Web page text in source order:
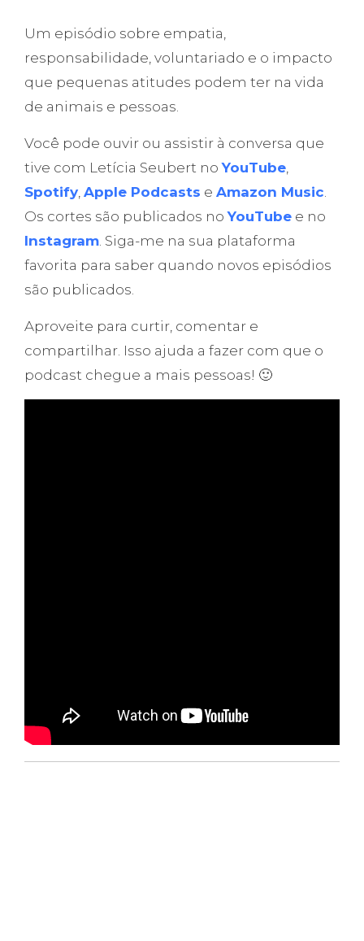
Um episódio sobre empatia,
responsabilidade, voluntariado e o impacto
que pequenas atitudes podem ter na vida
de animais e pessoas.
Você pode ouvir ou assistir à conversa que
tive com Letícia Seubert noYouTube,
Spotify, Apple Podcasts e Amazon Music.
Os cortes são publicados noYouTube e no
Instagram. Siga-me na sua plataforma
favorita para saber quando novos episódios
são publicados.
Aproveite para curtir, comentar e
compartilhar. Isso ajuda a fazer com que o
podcast chegue a mais pessoas! 🙂